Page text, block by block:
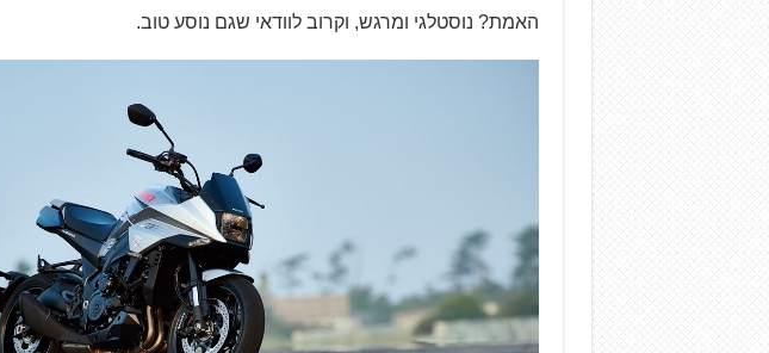
האמת? נוסטלגי ומרגש, וקרוב לוודאי שגם נוסע טוב.